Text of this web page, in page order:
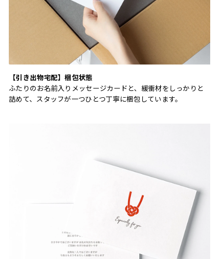
【引き出物宅配】梱包状態
ふたりのお名前入りメッセージカードと、緩衝材をしっかりと
詰めて、スタッフが一つひとつ丁寧に梱包しています。